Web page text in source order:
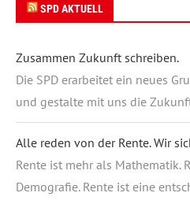
SPD AKTUELL
Zusammen Zukunft schreiben.
Die SPD erarbeitet ein neues
und gestalte mit uns die
Alle reden von der Rente. Wir
Rente ist mehr als Mathematik.
Demografie. Rente ist eine